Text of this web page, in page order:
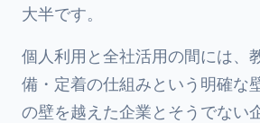
大半です。
個人利用と全社活用の間には、
備・定着の仕組みという明確な
の壁を越えた企業とそうでない